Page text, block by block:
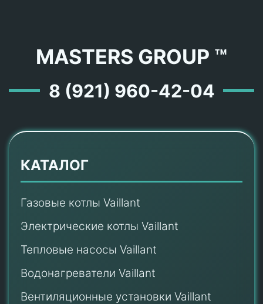
MASTERS GROUP ™
8 (921) 960-42-04
КАТАЛОГ
Газовые котлы Vaillant
Электрические котлы Vaillant
Тепловые насосы Vaillant
Водонагреватели Vaillant
Вентиляционные установки Vaillant